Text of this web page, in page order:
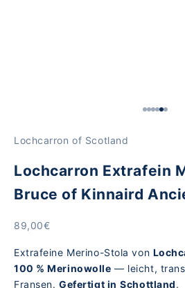
Gehe zu
Gehe zu
Gehe
Gehe
Gehe
Lochcarron of Scotland
Lochcarron Extrafein
Bruce of Kinnaird
Angebot
89,00€
Extrafeine Merino-Stola von
100 % Merinowolle — leicht,
Fransen.Gefertigt in Schottland.